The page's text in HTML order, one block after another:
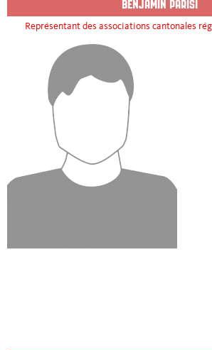
BENJAMIN PARISI
Représentant des associations cantonales